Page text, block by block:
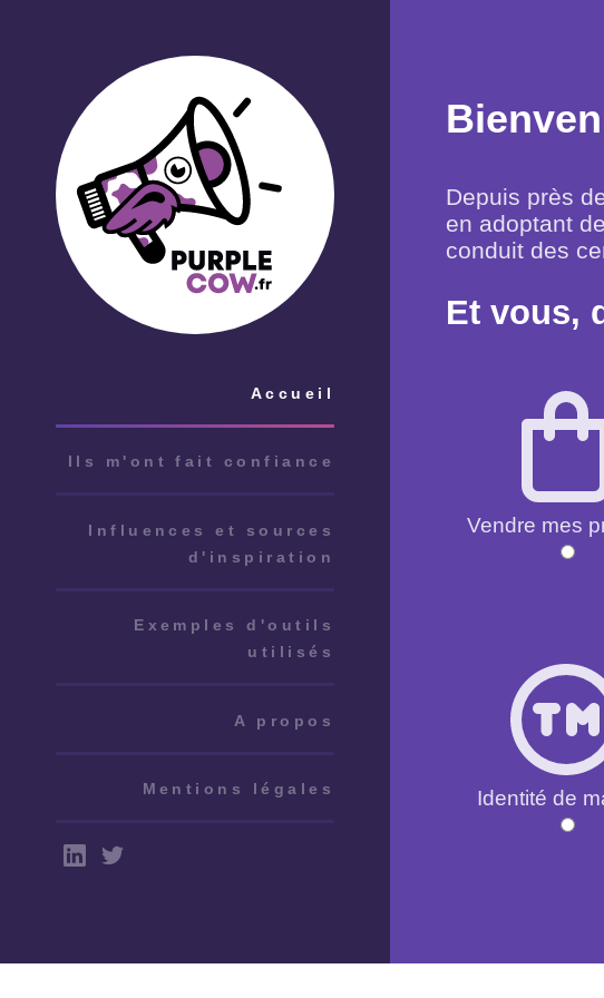
Accueil
Ils m'ont fait confiance
Influences et sources
d'inspiration
Exemples d'outils
utilisés
A propos
Mentions légales
Depuis près
en adoptant
conduit des
Et vous,
Vendre mes
Identité de